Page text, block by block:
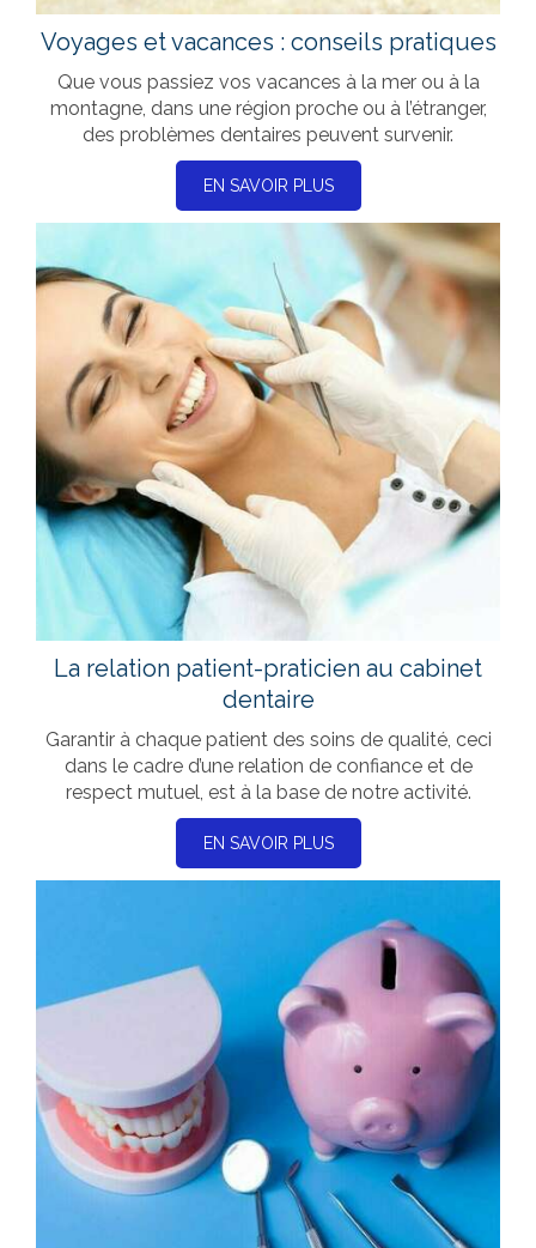
Voyages et vacances : conseils pratiques
Que vous passiez vos vacances à la mer ou à la
montagne, dans une région proche ou à l’étranger,
des problèmes dentaires peuvent survenir.
EN SAVOIR PLUS
La relation patient-praticien au cabinet
dentaire
Garantir à chaque patient des soins de qualité, ceci
dans le cadre d’une relation de confiance et de
respect mutuel, est à la base de notre activité.
EN SAVOIR PLUS